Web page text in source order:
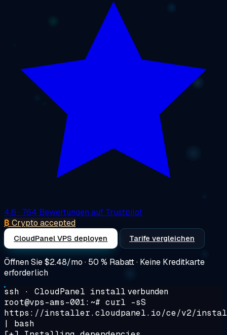
4.6 · 764 Bewertungen auf Trustpilot
₿ Crypto accepted
CloudPanel VPS deployen Tarife vergleichen
Öffnen Sie$2.48/mo · 50 % Rabatt · Keine Kreditkarte
erforderlich
ssh · CloudPanel install verbunden
root@vps-ams-001:~# curl -sS
https://installer.cloudpanel.io/ce/v2/
| bash